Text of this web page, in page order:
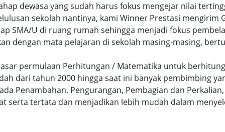
dewasa yang sudah harus fokus mengejar nilai
sekolah nantinya, kami Winner Prestasi mengirim
SMA/U di ruang rumah sehingga menjadi fokus
dengan mata pelajaran di sekolah masing-masing,
permulaan Perhitungan / Matematika untuk
dari tahun 2000 hingga saat ini banyak pembimbing
Penambahan, Pengurangan, Pembagian dan
serta tertata dan menjadikan lebih mudah dalam